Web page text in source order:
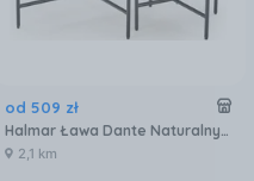
od 509 zł
Halmar Ława Dante Naturalny Czarny Nowoczesny (Vchdantelaw)
2,1 km